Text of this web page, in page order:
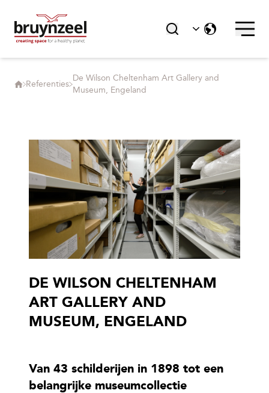
Referenties
De Wilson Cheltenham Art Gallery and
Museum, Engeland
DE WILSON CHELTENHAM
ART GALLERY AND
MUSEUM, ENGELAND
Van 43 schilderijen in 1898 tot een
belangrijke museumcollectie